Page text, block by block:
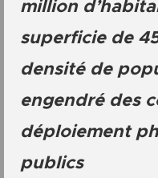
million
superficie de
densité de
engendré des
déploiement
publics